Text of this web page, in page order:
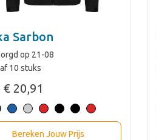
Sarbon
op 21-08
10 stuks
€ 20,91
Bereken Jouw Prijs